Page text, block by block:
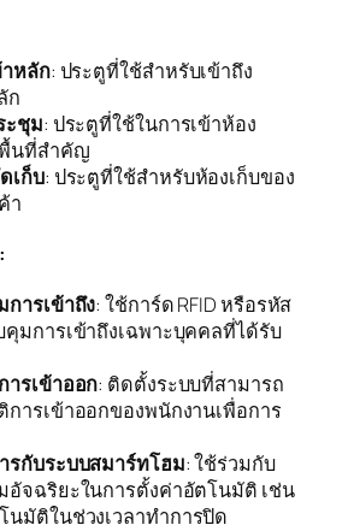
หลัก: ประตูที่ใช้สำหรับเข้าถึง
ก
ะชุม: ประตูที่ใช้ในการเข้าห้อง
นที่สำคัญ
เก็บ: ประตูที่ใช้สำหรับห้องเก็บของ
า
ารเข้าถึง: ใช้การ์ด RFID หรือรหัส
คุมการเข้าถึงเฉพาะบุคคลที่ได้รับ
รเข้าออก: ติดตั้งระบบที่สามารถ
ารเข้าออกของพนักงานเพื่อการ
รกับระบบสมาร์ทโฮม: ใช้ร่วมกับ
อัจฉริยะในการตั้งค่าอัตโนมัติ เช่น
มัติในช่วงเวลาทำการปิด